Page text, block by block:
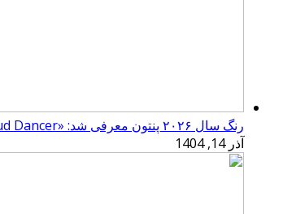
رنگ سال ۲۰۲۶ پنتون معرفی شد: «Cloud Dancer»؛ سفید آرامش‌بخش
آذر 14, 1404